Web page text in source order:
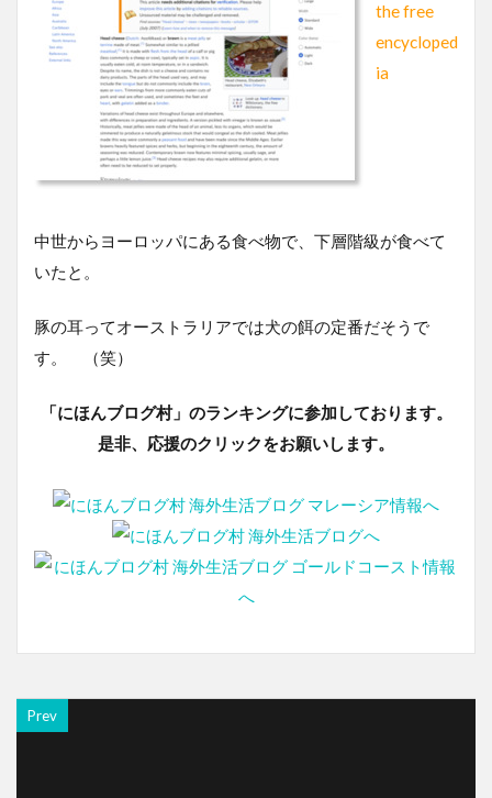
the free
encycloped
ia
中世からヨーロッパにある食べ物で、下層階級が食べて
いたと。
豚の耳ってオーストラリアでは犬の餌の定番だそうで
す。 （笑）
「にほんブログ村」のランキングに参加しております。
是非、応援のクリックをお願いします。
Prev